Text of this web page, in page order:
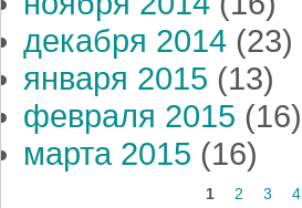
декабря 2014 (23)
января 2015 (13)
февраля 2015 (16)
марта 2015 (16)
1 2 3 4